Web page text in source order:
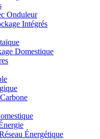
Onduleur
Intégrés
Domestique
Énergétique